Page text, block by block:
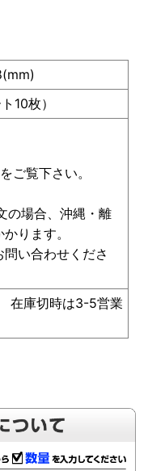
10枚）
ご覧下さい。
の場合、沖縄・離
ります。
い合わせくださ
庫切時は3-5営業